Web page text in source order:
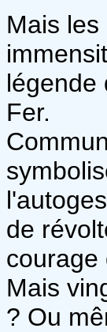
Mais
légende
Fer.
de
courage
Mais
? Ou